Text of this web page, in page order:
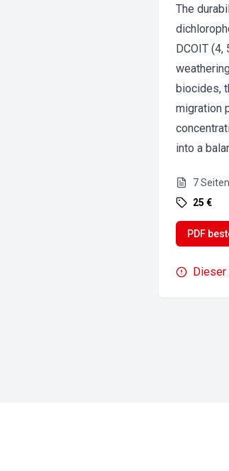
The
DCOIT
biocides,
migration
into a
7Seiten
25 €
PDF
Dieser